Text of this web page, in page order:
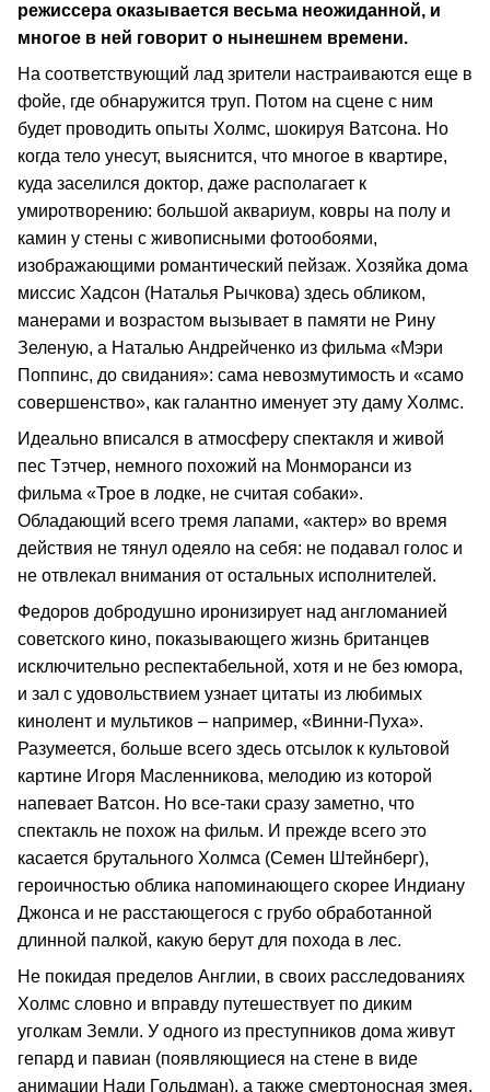
режиссера оказывается весьма неожиданной, и
многое в ней говорит о нынешнем времени.
На соответствующий лад зрители настраиваются еще в
фойе, где обнаружится труп. Потом на сцене с ним
будет проводить опыты Холмс, шокируя Ватсона. Но
когда тело унесут, выяснится, что многое в квартире,
куда заселился доктор, даже располагает к
умиротворению: большой аквариум, ковры на полу и
камин у стены с живописными фотообоями,
изображающими романтический пейзаж. Хозяйка дома
миссис Хадсон (Наталья Рычкова) здесь обликом,
манерами и возрастом вызывает в памяти не Рину
Зеленую, а Наталью Андрейченко из фильма «Мэри
Поппинс, до свидания»: сама невозмутимость и «само
совершенство», как галантно именует эту даму Холмс.
Идеально вписался в атмосферу спектакля и живой
пес Тэтчер, немного похожий на Монморанси из
фильма «Трое в лодке, не считая собаки».
Обладающий всего тремя лапами, «актер» во время
действия не тянул одеяло на себя: не подавал голос и
не отвлекал внимания от остальных исполнителей.
Федоров добродушно иронизирует над англоманией
советского кино, показывающего жизнь британцев
исключительно респектабельной, хотя и не без юмора,
и зал с удовольствием узнает цитаты из любимых
кинолент и мультиков – например, «Винни-Пуха».
Разумеется, больше всего здесь отсылок к культовой
картине Игоря Масленникова, мелодию из которой
напевает Ватсон. Но все-таки сразу заметно, что
спектакль не похож на фильм. И прежде всего это
касается брутального Холмса (Семен Штейнберг),
героичностью облика напоминающего скорее Индиану
Джонса и не расстающегося с грубо обработанной
длинной палкой, какую берут для похода в лес.
Не покидая пределов Англии, в своих расследованиях
Холмс словно и вправду путешествует по диким
уголкам Земли. У одного из преступников дома живут
гепард и павиан (появляющиеся на стене в виде
анимации Нади Гольдман), а также смертоносная змея.